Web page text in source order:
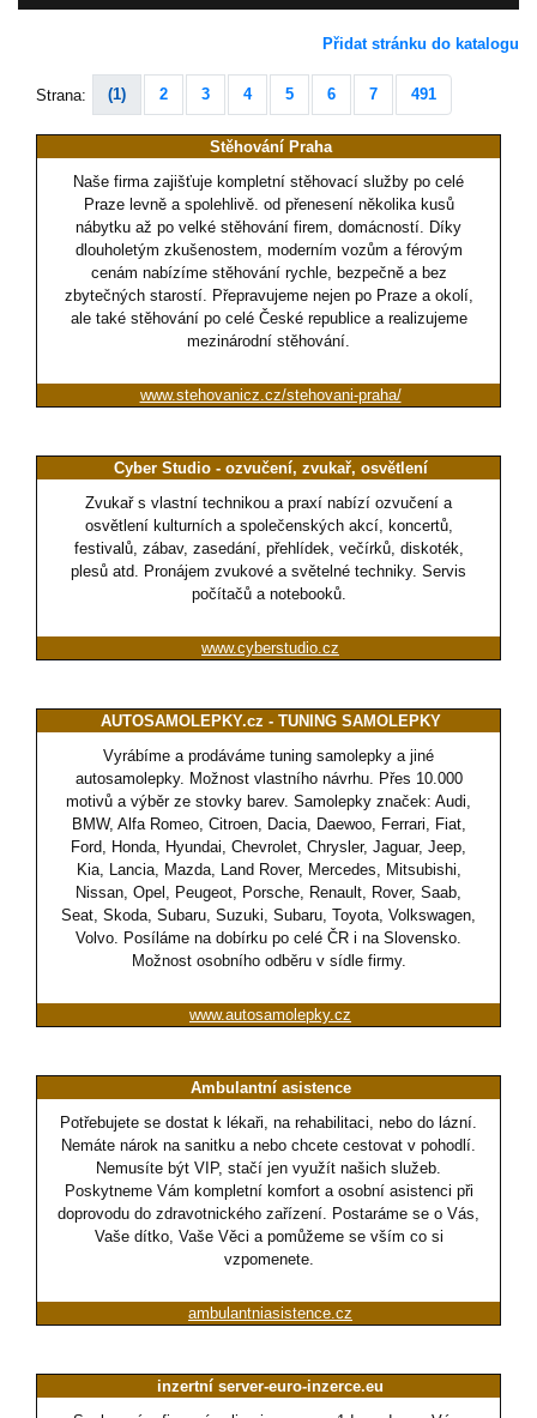
Přidat stránku do katalogu
Strana: (1) 2 3 4 5 6 7 491
Stěhování Praha
Naše firma zajišťuje kompletní stěhovací služby po celé
Praze levně a spolehlivě. od přenesení několika kusů
nábytku až po velké stěhování firem, domácností. Díky
dlouholetým zkušenostem, moderním vozům a férovým
cenám nabízíme stěhování rychle, bezpečně a bez
zbytečných starostí. Přepravujeme nejen po Praze a okolí,
ale také stěhování po celé České republice a realizujeme
mezinárodní stěhování.
www.stehovanicz.cz/stehovani-praha/
Cyber Studio - ozvučení, zvukař, osvětlení
Zvukař s vlastní technikou a praxí nabízí ozvučení a
osvětlení kulturních a společenských akcí, koncertů,
festivalů, zábav, zasedání, přehlídek, večírků, diskoték,
plesů atd. Pronájem zvukové a světelné techniky. Servis
počítačů a notebooků.
www.cyberstudio.cz
AUTOSAMOLEPKY.cz - TUNING SAMOLEPKY
Vyrábíme a prodáváme tuning samolepky a jiné
autosamolepky. Možnost vlastního návrhu. Přes 10.000
motivů a výběr ze stovky barev. Samolepky značek: Audi,
BMW, Alfa Romeo, Citroen, Dacia, Daewoo, Ferrari, Fiat,
Ford, Honda, Hyundai, Chevrolet, Chrysler, Jaguar, Jeep,
Kia, Lancia, Mazda, Land Rover, Mercedes, Mitsubishi,
Nissan, Opel, Peugeot, Porsche, Renault, Rover, Saab,
Seat, Skoda, Subaru, Suzuki, Subaru, Toyota, Volkswagen,
Volvo. Posíláme na dobírku po celé ČR i na Slovensko.
Možnost osobního odběru v sídle firmy.
www.autosamolepky.cz
Ambulantní asistence
Potřebujete se dostat k lékaři, na rehabilitaci, nebo do lázní.
Nemáte nárok na sanitku a nebo chcete cestovat v pohodlí.
Nemusíte být VIP, stačí jen využít našich služeb.
Poskytneme Vám kompletní komfort a osobní asistenci při
doprovodu do zdravotnického zařízení. Postaráme se o Vás,
Vaše dítko, Vaše Věci a pomůžeme se vším co si
vzpomenete.
ambulantniasistence.cz
inzertní server-euro-inzerce.eu